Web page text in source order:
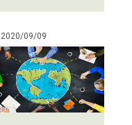
2020/09/09